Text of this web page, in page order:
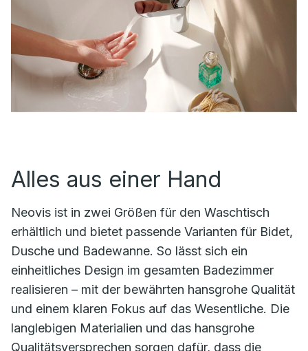
Alles aus einer Hand
Neovis ist in zwei Größen für den Waschtisch
erhältlich und bietet passende Varianten für Bidet,
Dusche und Badewanne. So lässt sich ein
einheitliches Design im gesamten Badezimmer
realisieren – mit der bewährten hansgrohe Qualität
und einem klaren Fokus auf das Wesentliche. Die
langlebigen Materialien und das hansgrohe
Qualitätsversprechen sorgen dafür, dass die